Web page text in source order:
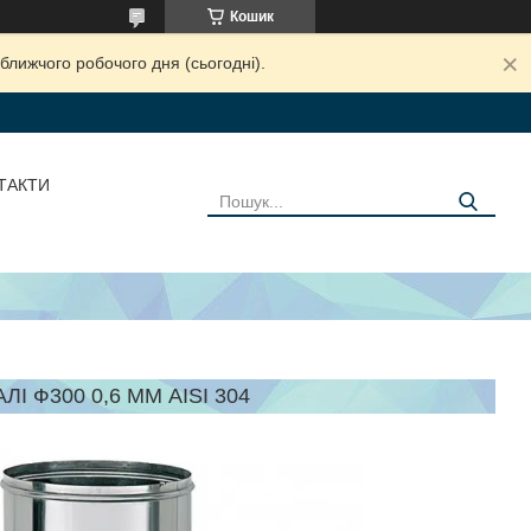
Кошик
робочого дня (сьогодні).
Ф300 0,6 ММ AISI 304